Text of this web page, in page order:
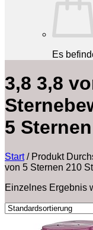
Es
3,8 3,8
5 Sternen
Start /Produkt
von 5 Sternen 210
Einzelnes Ergebnis